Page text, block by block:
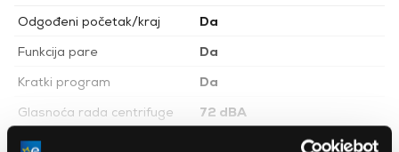
Odgođeni početak/kraj
Da
Funkcija pare
Da
Kratki program
Da
Glasnoća rada centrifuge
72 dBA
Sportski program